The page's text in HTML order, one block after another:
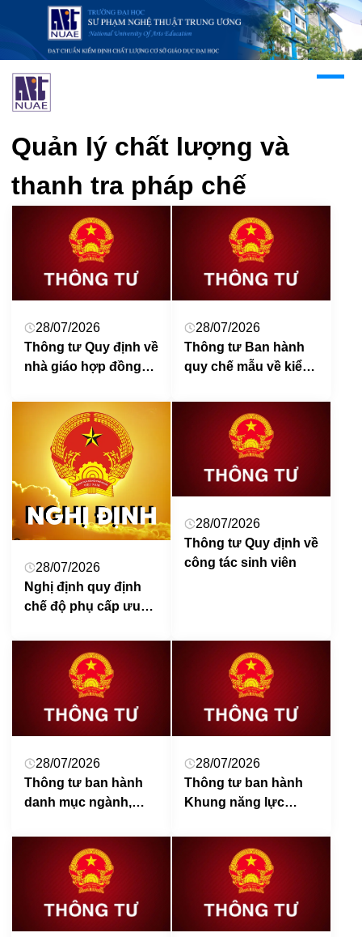
Quản lý chất lượng và
thanh tra pháp chế
28/07/2026
Thông tư Quy định về
nhà giáo hợp đồng
nghỉ hưu và nhà giáo
thỉnh giảng
28/07/2026
Thông tư Ban hành
quy chế mẫu về kiểm
cho cơ quan nhà
nước, đơn vị sự
nghiệp công lập
28/07/2026
Nghị định quy định
chế độ phụ cấp ưu
nhà giáo, cán bộ
quản lý cơ sở giáo
dục và nhân sự hỗ
trợ giáo dục công tác
trong các cơ sở giáo
28/07/2026
Thông tư Quy định về
công tác sinh viên
28/07/2026
Thông tư ban hành
danh mục ngành,
lĩnh vực nghệ thuật,
thể thao
28/07/2026
Thông tư ban hành
Khung năng lực
Việt Nam